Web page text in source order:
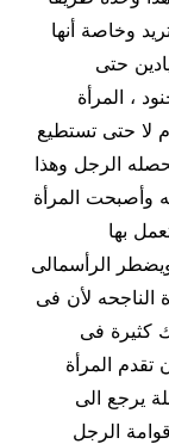
وخاصة أنها
حتى
، المرأة
لا حتى تستطيع
الرجل وهذا
وأصبحت المرأة
بها
ويضطر الرأسمالى
الناجحه لأن فى
كثيرة فى
تقدم المرأة
يرجع الى
الرجل